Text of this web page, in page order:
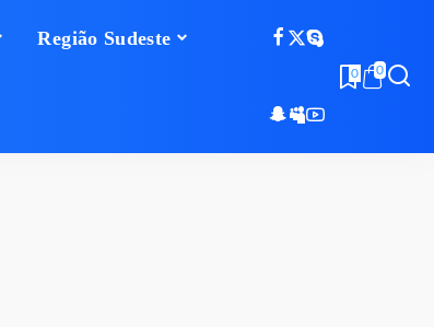
Região Sudeste
0 0